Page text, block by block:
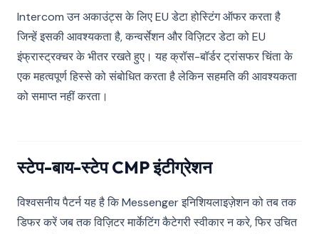
Intercom उन अकाउंट्स के लिए EU डेटा होस्टिंग ऑफर करता है
जिन्हें इसकी आवश्यकता है, कन्वर्सेशन और विज़िटर डेटा को EU
इंफ्रास्ट्रक्चर के भीतर रखते हुए। यह क्रॉस-बॉर्डर ट्रांसफर चिंता के
एक महत्वपूर्ण हिस्से को संबोधित करता है लेकिन सहमति की आवश्यकता
को समाप्त नहीं करता।
स्टेप-बाय-स्टेप CMP इंटीग्रेशन
विश्वसनीय पैटर्न यह है कि Messenger इनिशियलाइज़ेशन को तब तक
डिफर करें जब तक विज़िटर मार्केटिंग कैटेगरी स्वीकार न करे, फिर उचित